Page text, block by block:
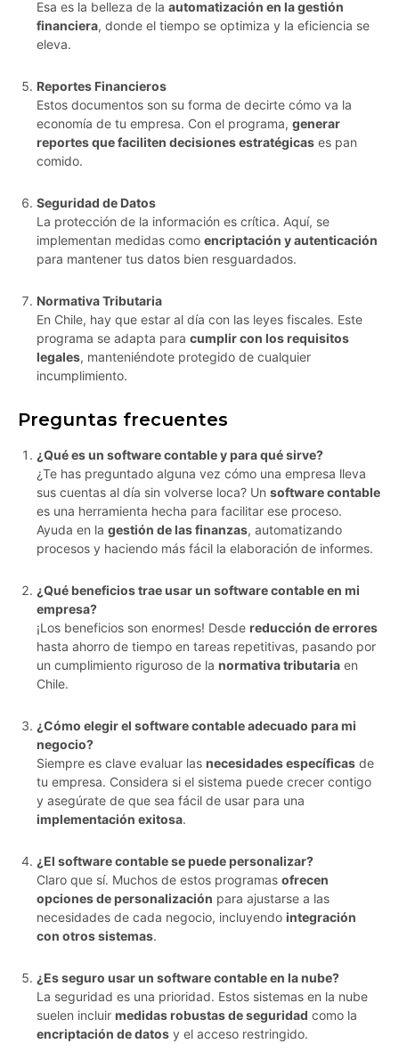
Esa es la belleza de la automatización en la gestión
financiera, donde el tiempo se optimiza y la eficiencia se
eleva.
Reportes Financieros
Estos documentos son su forma de decirte cómo va la
economía de tu empresa. Con el programa, generar
reportes que faciliten decisiones estratégicas es pan
comido.
Seguridad de Datos
La protección de la información es crítica. Aquí, se
implementan medidas como encriptación y autenticación
para mantener tus datos bien resguardados.
Normativa Tributaria
En Chile, hay que estar al día con las leyes fiscales. Este
programa se adapta para cumplir con los requisitos
legales, manteniéndote protegido de cualquier
incumplimiento.
Preguntas frecuentes
¿Qué es un software contable y para qué sirve?
¿Te has preguntado alguna vez cómo una empresa lleva
sus cuentas al día sin volverse loca? Un software contable
es una herramienta hecha para facilitar ese proceso.
Ayuda en la gestión de las finanzas, automatizando
procesos y haciendo más fácil la elaboración de informes.
¿Qué beneficios trae usar un software contable en mi
empresa?
¡Los beneficios son enormes! Desde reducción de errores
hasta ahorro de tiempo en tareas repetitivas, pasando por
un cumplimiento riguroso de la normativa tributaria en
Chile.
¿Cómo elegir el software contable adecuado para mi
negocio?
Siempre es clave evaluar las necesidades específicas de
tu empresa. Considera si el sistema puede crecer contigo
y asegúrate de que sea fácil de usar para una
implementación exitosa.
¿El software contable se puede personalizar?
Claro que sí. Muchos de estos programas ofrecen
opciones de personalización para ajustarse a las
necesidades de cada negocio, incluyendo integración
con otros sistemas.
¿Es seguro usar un software contable en la nube?
La seguridad es una prioridad. Estos sistemas en la nube
suelen incluir medidas robustas de seguridad como la
encriptación de datos y el acceso restringido.